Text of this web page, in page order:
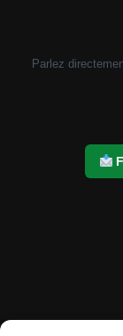
Parlez